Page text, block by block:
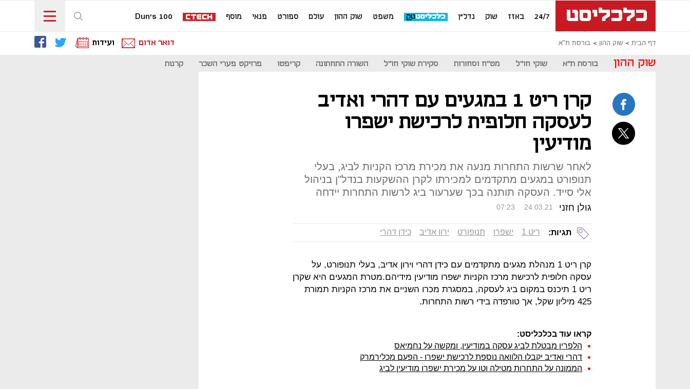
24/7 באזז שוק נדל"ן משפט שוק ההון עולם ספורט פנאי מוסף Dun's 100
דף הבית שוק ההון בורסת ת"א דואר אדום ועידות
שוק ההון בורסת ת"א שוקי חו"ל מט"ח וסחורות סקירת שוקי חו"ל השורה התחתונה קריפטו פרויקט פערי השכר קרנות
קרן ריט 1 במגעים עם דהרי ואדיב
לעסקה חלופית לרכישת ישפרו
מודיעין
לאחר שרשות התחרות מנעה את מכירת מרכז הקניות לביג, בעלי
תנופורט במגעים מתקדמים למכירתו לקרן ההשקעות בנדל"ן בניהול
אלי סייד. העסקה תותנה בכך שערעור ביג לרשות התחרות יידחה
גולן חזני 07:23 24.03.21
תגיות: ריט 1 ישפרו תנופורט ירון אדיב כידן דהרי
קרן ריט 1 מנהלת מגעים מתקדמים עם כידן דהרי וירון אדיב, בעלי תנופורט, על
עסקה חלופית לרכישת מרכז הקניות ישפרו מודיעין מידיהם.מטרת המגעים היא שקרן
ריט 1 תיכנס במקום ביג לעסקה, במסגרת מכרו השניים את מרכז הקניות תמורת
425 מיליון שקל, אך טורפדה בידי רשות התחרות.
קראו עוד בכלכליסט:
הלפרין מבטלת לביג עסקה במודיעין, ומקשה על נחמיאס
דהרי ואדיב יקבלו הלוואה נוספת לרכישת ישפרו - הפעם מכלירמרק
הממונה על התחרות מטילה וטו על מכירת ישפרו מודיעין לביג